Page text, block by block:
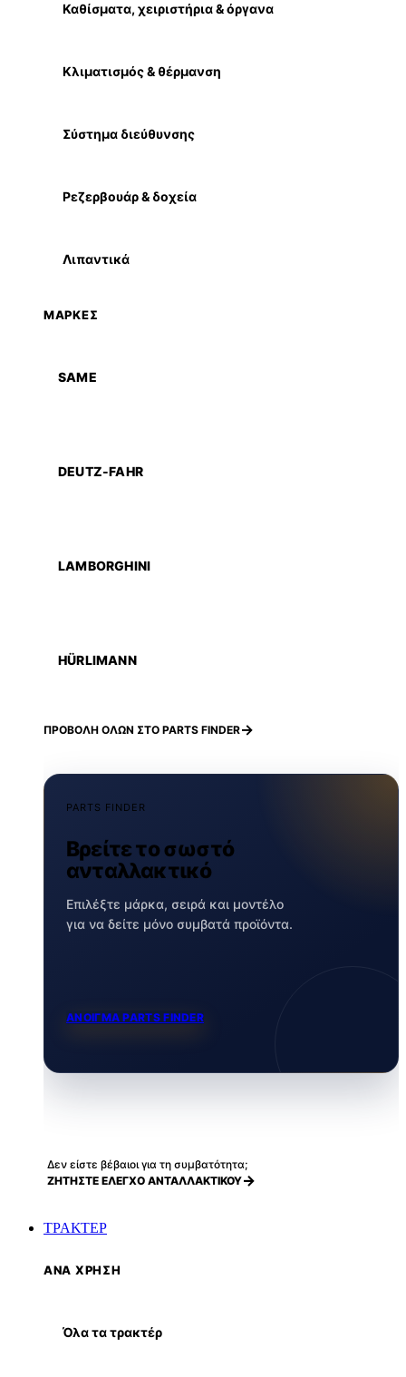
Καθίσματα, χειριστήρια & όργανα
Κλιματισμός & θέρμανση
Σύστημα διεύθυνσης
Ρεζερβουάρ & δοχεία
Λιπαντικά
ΜΑΡΚΕΣ
SAME
DEUTZ-FAHR
LAMBORGHINI
HÜRLIMANN
ΠΡΟΒΟΛΗ ΟΛΩΝ ΣΤΟ PARTS FINDER
PARTS FINDER
Βρείτε το σωστό
ανταλλακτικό
Επιλέξτε μάρκα, σειρά και μοντέλο
για να δείτε μόνο συμβατά προϊόντα.
ΑΝΟΙΓΜΑ PARTS FINDER
Δεν είστε βέβαιοι για τη συμβατότητα;
ΖΗΤΗΣΤΕ ΕΛΕΓΧΟ ΑΝΤΑΛΛΑΚΤΙΚΟΥ
ΤΡΑΚΤΕΡ
ΑΝΑ ΧΡΗΣΗ
Όλα τα τρακτέρ